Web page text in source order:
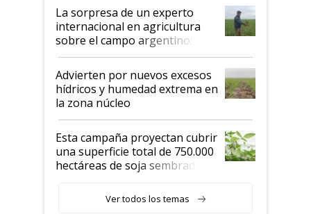
La sorpresa de un experto
internacional en agricultura
sobre el campo argentino:
"Estoy muy impresionado"
Advierten por nuevos excesos
hídricos y humedad extrema en
la zona núcleo
Esta campaña proyectan cubrir
una superficie total de 750.000
hectáreas de soja sembradas
variedades que marcan un
salto tecnológico en genética y
Ver todos los temas